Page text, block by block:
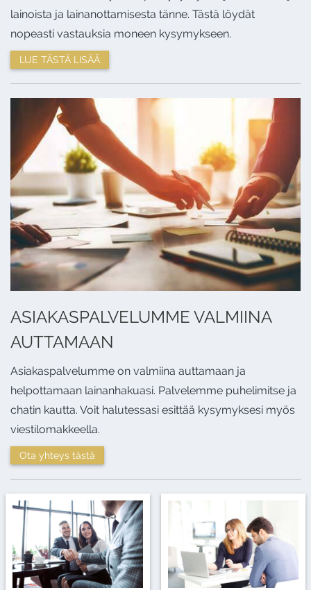
lainoista ja lainanottamisesta tänne. Tästä löydät
nopeasti vastauksia moneen kysymykseen.
LUE TÄSTÄ LISÄÄ
ASIAKASPALVELUMME VALMIINA
AUTTAMAAN
Asiakaspalvelumme on valmiina auttamaan ja
helpottamaan lainanhakuasi. Palvelemme puhelimitse ja
chatin kautta. Voit halutessasi esittää kysymyksesi myös
viestilomakkeella.
Ota yhteys tästä